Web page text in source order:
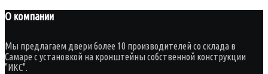
О компании
Мы предлагаем двери более 10 производителей со склада в
Самаре с установкой на кронштейны собственной конструкции
"ИКС".